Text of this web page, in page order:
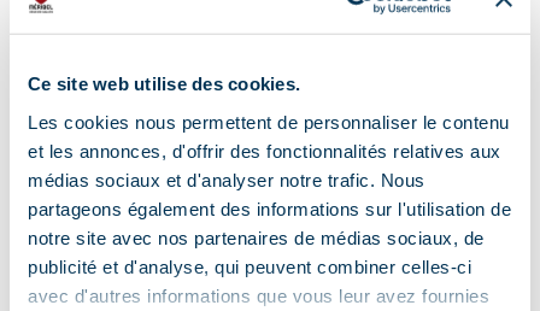
Ce site web utilise des cookies.
Les cookies nous permettent de personnaliser le contenu
et les annonces, d'offrir des fonctionnalités relatives aux
médias sociaux et d'analyser notre trafic. Nous
partageons également des informations sur l'utilisation de
notre site avec nos partenaires de médias sociaux, de
publicité et d'analyse, qui peuvent combiner celles-ci
avec d'autres informations que vous leur avez fournies
Address
Immeuble La Croix de Verdon, 73550 Méribel
Information updated on
08/18/2025.